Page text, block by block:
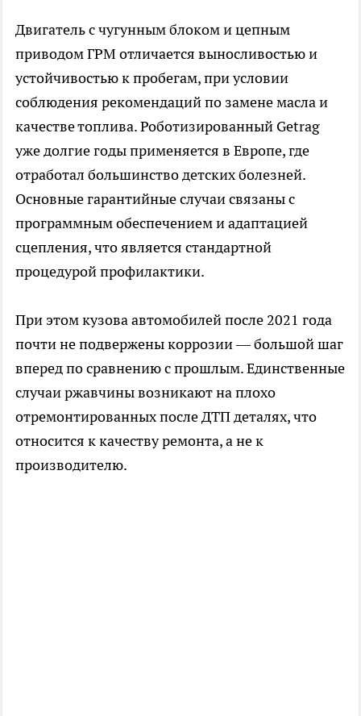
Двигатель с чугунным блоком и цепным
приводом ГРМ отличается выносливостью и
устойчивостью к пробегам, при условии
соблюдения рекомендаций по замене масла и
качестве топлива. Роботизированный Getrag
уже долгие годы применяется в Европе, где
отработал большинство детских болезней.
Основные гарантийные случаи связаны с
программным обеспечением и адаптацией
сцепления, что является стандартной
процедурой профилактики.
При этом кузова автомобилей после 2021 года
почти не подвержены коррозии — большой шаг
вперед по сравнению с прошлым. Единственные
случаи ржавчины возникают на плохо
отремонтированных после ДТП деталях, что
относится к качеству ремонта, а не к
производителю.